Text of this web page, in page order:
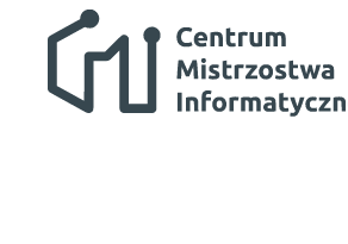
Przejdź do głównej zawartości
Centrum Mistrzostwa Informatycznego